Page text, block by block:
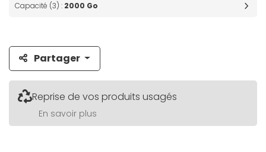
Capacité (3) : 2000 Go
Partager
Reprise de vos produits usagés
En savoir plus